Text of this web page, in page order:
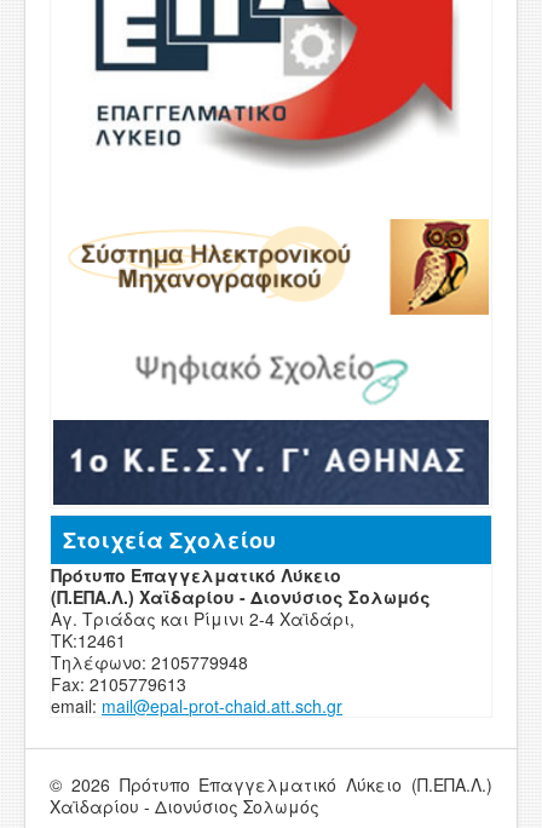
Στοιχεία Σχολείου
Πρότυπο Επαγγελματικό Λύκειο
(Π.ΕΠΑ.Λ.) Χαϊδαρίου - Διονύσιος Σολωμός
Αγ. Τριάδας και Ρίμινι 2-4 Χαϊδάρι,
ΤΚ:12461
Τηλέφωνο: 2105779948
Fax: 2105779613
email: mail@epal-prot-chaid.att.sch.gr
© 2026 Πρότυπο Επαγγελματικό Λύκειο (Π.ΕΠΑ.Λ.)
Χαϊδαρίου - Διονύσιος Σολωμός